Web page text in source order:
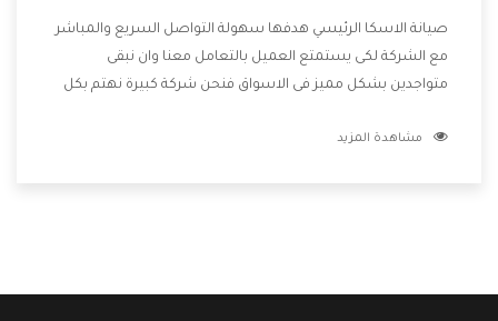
صيانة الاسكا الرئيسي هدفها سهولة التواصل السريع والمباشر
مع الشركة لكى يستمتع العميل بالتعامل معنا وان نبقى
متواجدين بشكل مميز فى الاسواق فنحن شركة كبيرة نهتم بكل
الشركة بها والتى تكون منها خدمة الصيانة التى تكون من أهم
مشاهدة المزيد